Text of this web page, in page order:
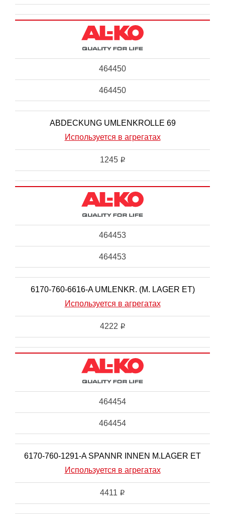
464450
464450
ABDECKUNG UMLENKROLLE 69
Используется в агрегатах
1245 i
464453
464453
6170-760-6616-A UMLENKR. (M. LAGER ET)
Используется в агрегатах
4222 i
464454
464454
6170-760-1291-A SPANNR INNEN M.LAGER ET
Используется в агрегатах
4411 i